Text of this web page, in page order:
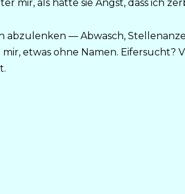
mir, als hätte sie Angst, dass ich
abzulenken — Abwasch,
etwas ohne Namen. Eifersucht?